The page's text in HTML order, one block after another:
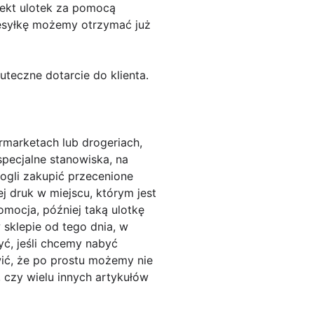
ulotek za pomocą
możemy otrzymać już
dotarcie do klienta.
lub drogeriach,
stanowiska, na
zakupić przecenione
druk w miejscu, którym jest
później taką ulotkę
od tego dnia, w
jeśli chcemy nabyć
że po prostu możemy nie
wielu innych artykułów